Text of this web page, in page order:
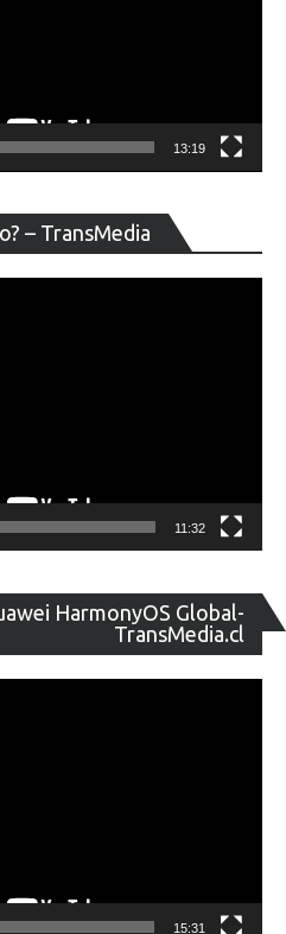
13:19
– TransMedia
de
11:32
HarmonyOS Global-
TransMedia.cl
de
15:31